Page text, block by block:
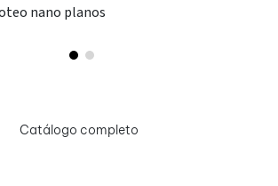
nano planos
Catálogo completo